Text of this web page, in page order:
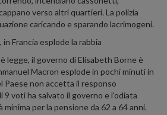
verso altri quartieri. La polizia
caricando e sparando lacrimogeni.
Francia esplode la rabbia
legge, il governo di Elisabeth Borne è
Macron esplode in pochi minuti in
Paese non accetta il responso
9 voti ha salvato il governo e l'odiata
per la pensione da 62 a 64 anni.